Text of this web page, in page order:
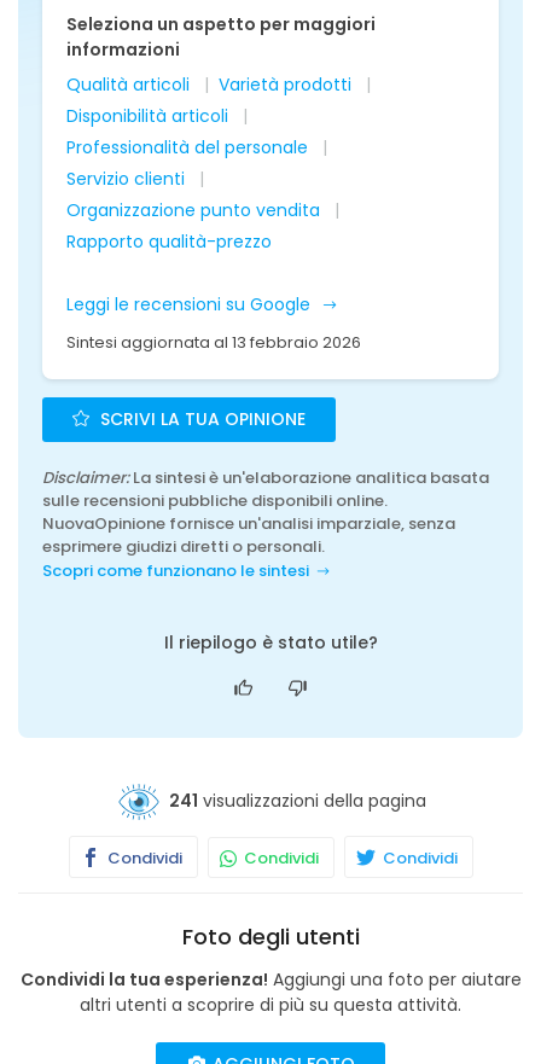
Seleziona un aspetto per maggiori
informazioni
Qualità articoli
Varietà prodotti
Disponibilità articoli
Professionalità del personale
Servizio clienti
Organizzazione punto vendita
Rapporto qualità-prezzo
Leggi le recensioni su Google
Sintesi aggiornata al 13 febbraio 2026
SCRIVI LA TUA OPINIONE
Disclaimer:La sintesi è un'elaborazione analitica basata
sulle recensioni pubbliche disponibili online.
NuovaOpinione fornisce un'analisi imparziale, senza
esprimere giudizi diretti o personali.
Scopri come funzionano le sintesi
Il riepilogo è stato utile?
241 visualizzazioni della pagina
Condividi Condividi Condividi
Foto degli utenti
Condividi la tua esperienza! Aggiungi una foto per aiutare
altri utenti a scoprire di più su questa attività.